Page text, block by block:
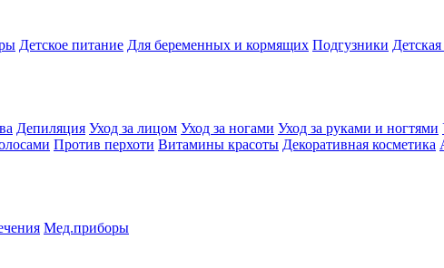
Детское питание Для беременных и кормящих Подгузники
Депиляция Уход за лицом Уход за ногами Уход за руками и ногтями
Против перхоти Витамины красоты Декоративная косметика
Мед.приборы